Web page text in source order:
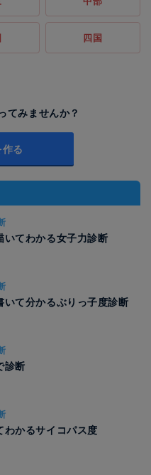
四国
てみませんか？
る
いてわかる女子力診断
いて分かるぶりっ子度診断
診断
わかるサイコパス度